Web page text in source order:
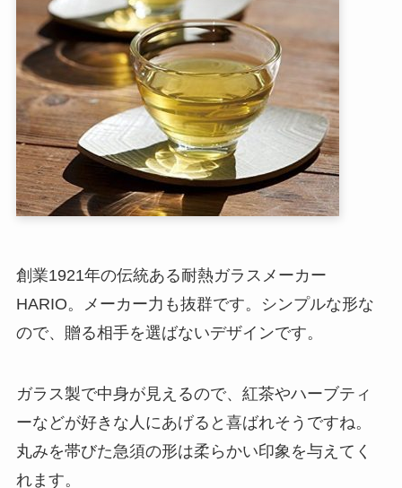
創業1921年の伝統ある耐熱ガラスメーカー
HARIO。メーカー力も抜群です。シンプルな形な
ので、贈る相手を選ばないデザインです。
ガラス製で中身が見えるので、紅茶やハーブティ
ーなどが好きな人にあげると喜ばれそうですね。
丸みを帯びた急須の形は柔らかい印象を与えてく
れます。